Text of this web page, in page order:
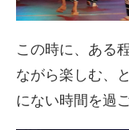
この時に、ある
ながら楽しむ、
にない時間を過